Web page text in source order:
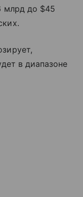
млрд до $45
в диапазоне